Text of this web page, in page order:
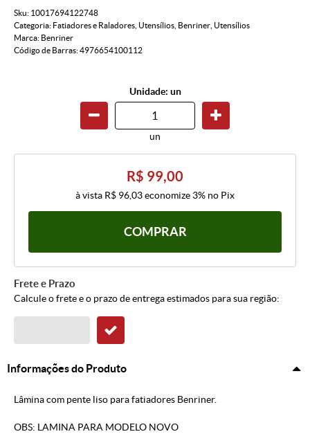
Sku: 10017694122748
Categoria: Fatiadores e Raladores Utensílios Benriner Utensílios
Marca: Benriner
Código de Barras:4976654100112
Unidade: un
un
R$ 99,00
à vista R$ 96,03economize 3% no Pix
COMPRAR
Frete e Prazo
Calcule o frete e o prazo de entrega estimados para sua região:
Informações do Produto
Lâmina com pente liso para fatiadores Benriner.
OBS: LAMINA PARA MODELO NOVO